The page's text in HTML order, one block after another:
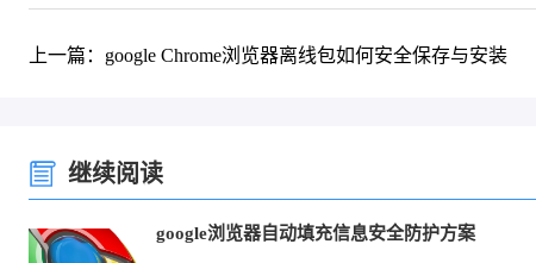
上一篇：google Chrome浏览器离线包如何安全保存与安装
继续阅读
google浏览器自动填充信息安全防护方案